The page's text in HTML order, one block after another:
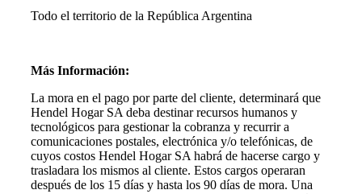
Todo el territorio de la República Argentina
Más Información:
La mora en el pago por parte del cliente, determinará que
Hendel Hogar SA deba destinar recursos humanos y
tecnológicos para gestionar la cobranza y recurrir a
comunicaciones postales, electrónica y/o telefónicas, de
cuyos costos Hendel Hogar SA habrá de hacerse cargo y
trasladara los mismos al cliente. Estos cargos operaran
después de los 15 días y hasta los 90 días de mora. Una